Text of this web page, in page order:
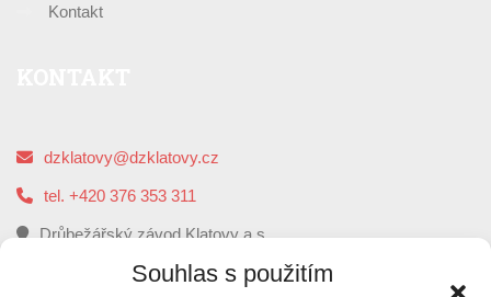
Souhlas s použitím
Kontakt
dzklatovy@dzklatovy.cz
tel. +420 376 353 311
Drůbežářský závod Klatovy a.s.
5. května 112, 339 01 Klatovy